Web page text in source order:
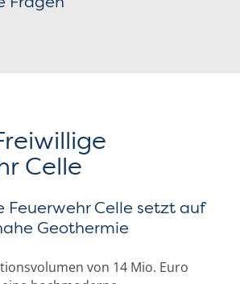
Fragen
Celle
Feuerwehr Celle setzt auf
Geothermie
von 14 Mio. Euro